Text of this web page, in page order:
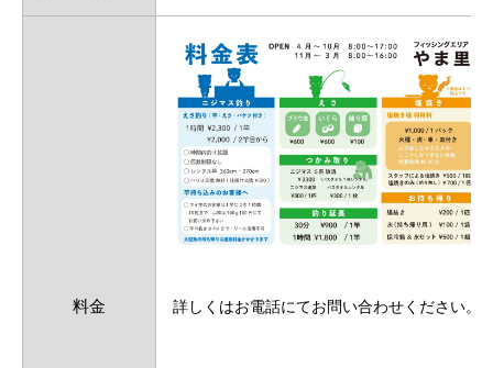
料金 詳しくはお電話にてお問い合わせください。